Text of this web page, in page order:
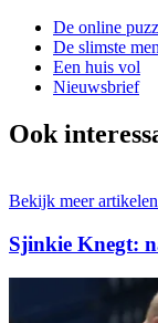
De online
De slimste
Een huis vol
Nieuwsbrief
Ook
Bekijk meer
Sjinkie Knegt: